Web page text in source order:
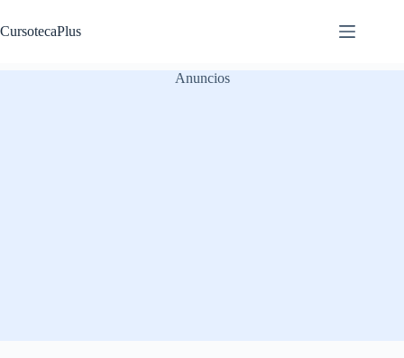
al
contenido
CursotecaPlus
Anuncios